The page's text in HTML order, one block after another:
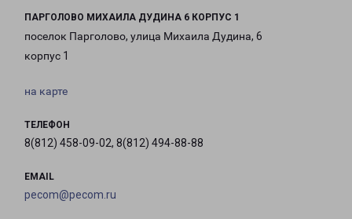
ПАРГОЛОВО МИХАИЛА ДУДИНА 6 КОРПУС 1
поселок Парголово, улица Михаила Дудина, 6
корпус 1
на карте
ТЕЛЕФОН
8(812) 458-09-02, 8(812) 494-88-88
EMAIL
pecom@pecom.ru